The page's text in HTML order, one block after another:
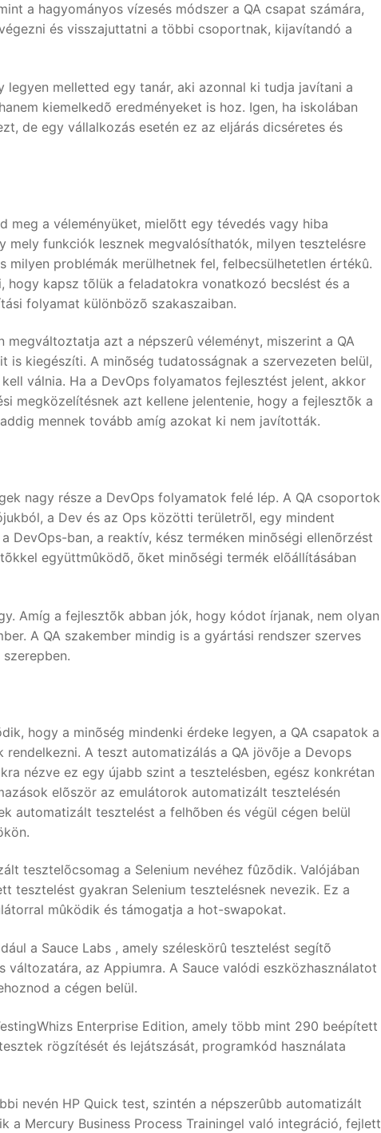
a hagyományos vízesés módszer a QA csapat számára,
és visszajuttatni a többi csoportnak, kijavítandó a
melletted egy tanár, aki azonnal ki tudja javítani a
kiemelkedõ eredményeket is hoz. Igen, ha iskolában
de egy vállalkozás esetén ez az eljárás dicséretes és
meg a véleményüket, mielõtt egy tévedés vagy hiba
mely funkciók lesznek megvalósíthatók, milyen tesztelésre
milyen problémák merülhetnek fel, felbecsülhetetlen értékû.
kapsz tõlük a feladatokra vonatkozó becslést és a
folyamat különbözõ szakaszaiban.
azt a népszerû véleményt, miszerint a QA
kiegészíti. A minõség tudatosságnak a szervezeten belül,
válnia. Ha a DevOps folyamatos fejlesztést jelent, akkor
megközelítésnek azt kellene jelentenie, hogy a fejlesztõk a
mennek tovább amíg azokat ki nem javították.
nagy része a DevOps folyamatok felé lép. A QA csoportok
a Dev és az Ops közötti területrõl, egy mindent
DevOps-ban, a reaktív, kész terméken minõségi ellenõrzést
együttmûködõ, õket minõségi termék elõállításában
Amíg a fejlesztõk abban jók, hogy kódot írjanak, nem olyan
A QA szakember mindig is a gyártási rendszer szerves
hogy a minõség mindenki érdeke legyen, a QA csapatok a
A teszt automatizálás a QA jövõje a Devops
nézve ez egy újabb szint a tesztelésben, egész konkrétan
elõször az emulátorok automatizált tesztelésén
automatizált tesztelést a felhõben és végül cégen belül
tesztelõcsomag a Selenium nevéhez fûzõdik. Valójában
gyakran Selenium tesztelésnek nevezik. Ez a
mûködik és támogatja a hot-swapokat.
a Sauce Labs , amely széleskörû tesztelést segítõ
az Appiumra. A Sauce valódi eszközhasználatot
a cégen belül.
Enterprise Edition, amely több mint 290 beépített
rögzítését és lejátszását, programkód használata
nevén HP Quick test, szintén a népszerûbb automatizált
Mercury Business Process Trainingel való integráció, fejlett